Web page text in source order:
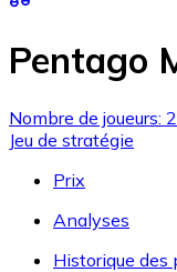
Pentago
Nombre de joueurs:
Jeu de stratégie
Prix
Analyses
Historique des